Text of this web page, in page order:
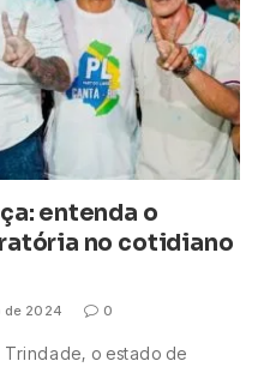
entenda o
no cotidiano
de 2024 0
Trindade, o estado de